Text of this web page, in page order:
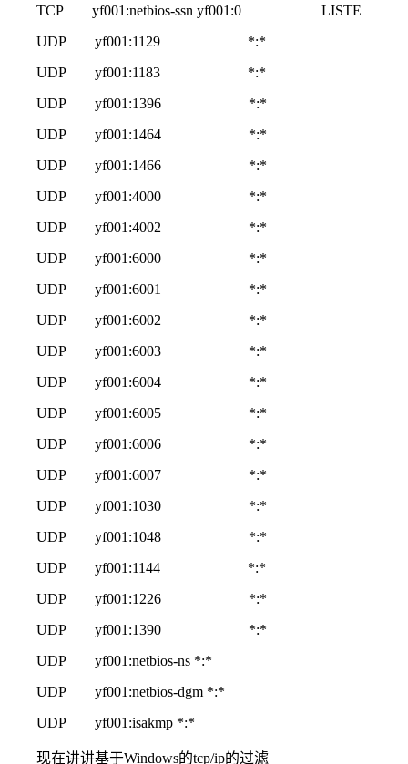
TCP yf001:netbios-ssn yf001:0 LISTE
UDP yf001:1129 *:*
UDP yf001:1183 *:*
UDP yf001:1396 *:*
UDP yf001:1464 *:*
UDP yf001:1466 *:*
UDP yf001:4000 *:*
UDP yf001:4002 *:*
UDP yf001:6000 *:*
UDP yf001:6001 *:*
UDP yf001:6002 *:*
UDP yf001:6003 *:*
UDP yf001:6004 *:*
UDP yf001:6005 *:*
UDP yf001:6006 *:*
UDP yf001:6007 *:*
UDP yf001:1030 *:*
UDP yf001:1048 *:*
UDP yf001:1144 *:*
UDP yf001:1226 *:*
UDP yf001:1390 *:*
UDP yf001:netbios-ns *:*
UDP yf001:netbios-dgm *:*
UDP yf001:isakmp *:*
现在讲讲基于Windows的tcp/ip的过滤